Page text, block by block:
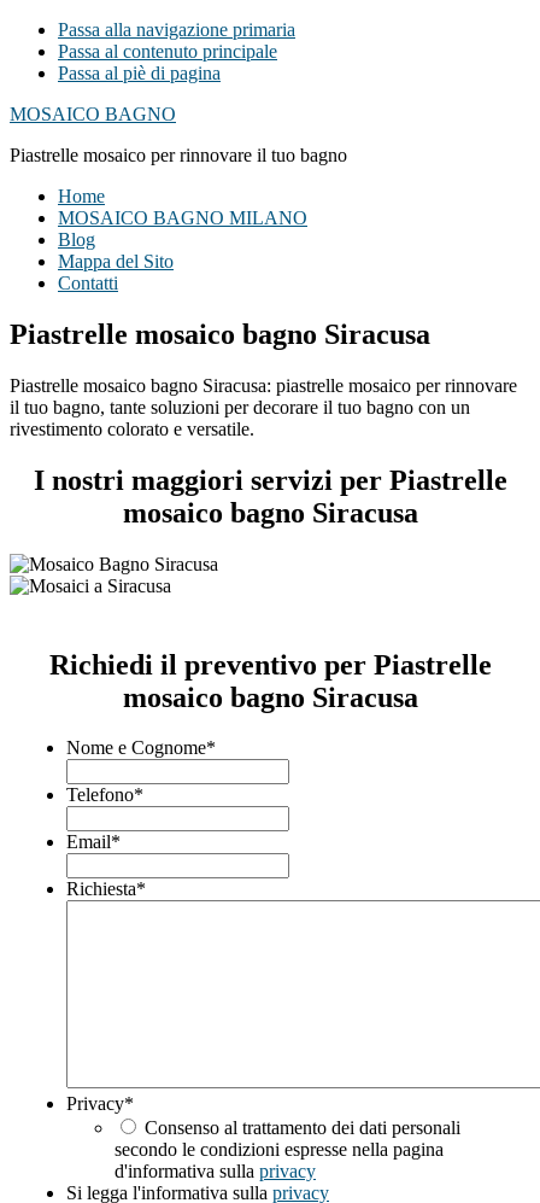
Passa alla navigazione primaria
Passa al contenuto principale
Passa al piè di pagina
MOSAICO BAGNO
Piastrelle mosaico per rinnovare il tuo bagno
Home
MOSAICO BAGNO MILANO
Blog
Mappa del Sito
Contatti
Piastrelle mosaico bagno Siracusa
Piastrelle mosaico bagno Siracusa: piastrelle mosaico per rinnovare
il tuo bagno, tante soluzioni per decorare il tuo bagno con un
rivestimento colorato e versatile.
I nostri maggiori servizi per Piastrelle
mosaico bagno Siracusa
Richiedi il preventivo per Piastrelle
mosaico bagno Siracusa
Nome e Cognome*
Telefono*
Email*
Richiesta*
Privacy*
Consenso al trattamento dei dati personali
secondo le condizioni espresse nella pagina
d'informativa sulla privacy
Si legga l'informativa sulla privacy